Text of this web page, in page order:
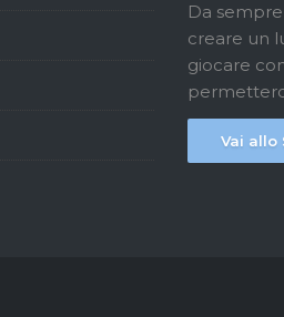
Da
creare un
giocare
Vai allo